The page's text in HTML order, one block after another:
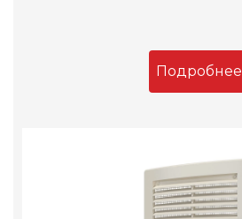
Подробнее